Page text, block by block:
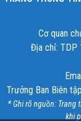
Cơ quan
Địa chỉ: TDP
Trưởng Ban Biên
* Ghi rõ nguồn: Trang
khi